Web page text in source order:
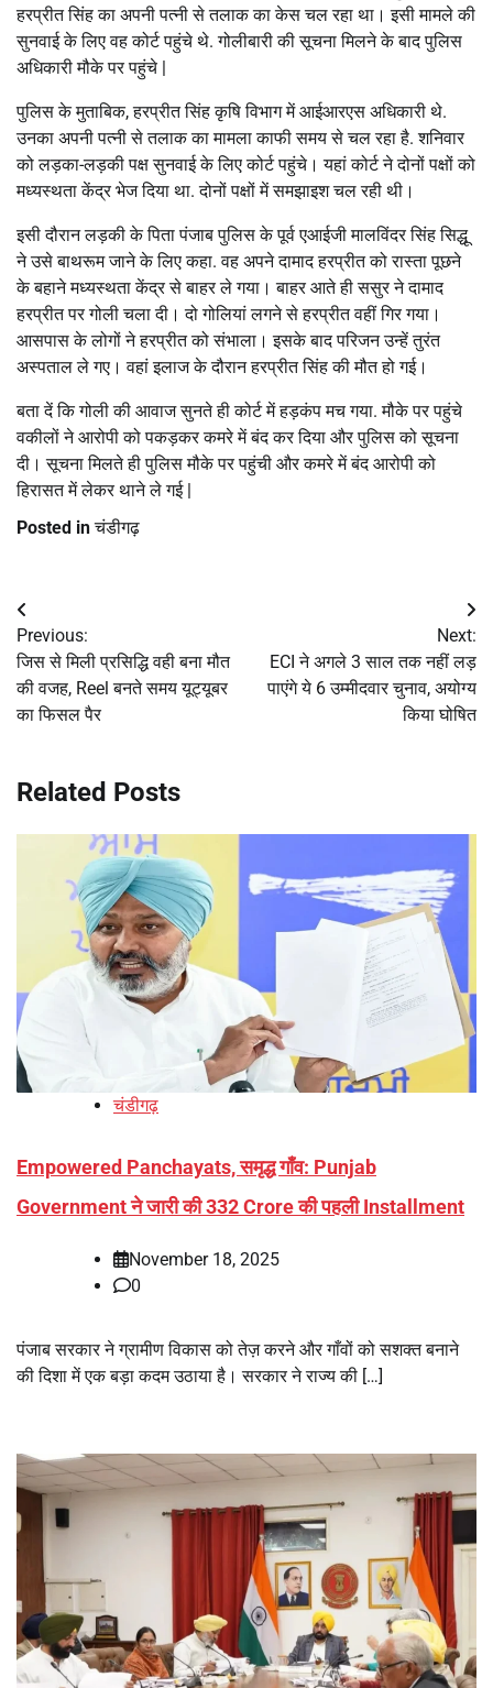
हरप्रीत सिंह का अपनी पत्नी से तलाक का केस चल रहा था। इसी मामले की
सुनवाई के लिए वह कोर्ट पहुंचे थे. गोलीबारी की सूचना मिलने के बाद पुलिस
अधिकारी मौके पर पहुंचे |
पुलिस के मुताबिक, हरप्रीत सिंह कृषि विभाग में आईआरएस अधिकारी थे.
उनका अपनी पत्नी से तलाक का मामला काफी समय से चल रहा है. शनिवार
को लड़का-लड़की पक्ष सुनवाई के लिए कोर्ट पहुंचे। यहां कोर्ट ने दोनों पक्षों को
मध्यस्थता केंद्र भेज दिया था. दोनों पक्षों में समझाइश चल रही थी।
इसी दौरान लड़की के पिता पंजाब पुलिस के पूर्व एआईजी मालविंदर सिंह सिद्धू
ने उसे बाथरूम जाने के लिए कहा. वह अपने दामाद हरप्रीत को रास्ता पूछने
के बहाने मध्यस्थता केंद्र से बाहर ले गया। बाहर आते ही ससुर ने दामाद
हरप्रीत पर गोली चला दी। दो गोलियां लगने से हरप्रीत वहीं गिर गया।
आसपास के लोगों ने हरप्रीत को संभाला। इसके बाद परिजन उन्हें तुरंत
अस्पताल ले गए। वहां इलाज के दौरान हरप्रीत सिंह की मौत हो गई।
बता दें कि गोली की आवाज सुनते ही कोर्ट में हड़कंप मच गया. मौके पर पहुंचे
वकीलों ने आरोपी को पकड़कर कमरे में बंद कर दिया और पुलिस को सूचना
दी। सूचना मिलते ही पुलिस मौके पर पहुंची और कमरे में बंद आरोपी को
हिरासत में लेकर थाने ले गई |
Posted inचंडीगढ़
Post
navigation
Previous:
जिस से मिली प्रसिद्धि वही बना मौत
की वजह, Reel बनते समय यूट्यूबर
का फिसल पैर
Next:
ECI ने अगले 3 साल तक नहीं लड़
पाएंगे ये 6 उम्मीदवार चुनाव, अयोग्य
किया घोषित
Related Posts
चंडीगढ़
Empowered Panchayats, समृद्ध गाँव: Punjab
Government ने जारी की 332 Crore की पहली Installment
November 18, 2025
0
पंजाब सरकार ने ग्रामीण विकास को तेज़ करने और गाँवों को सशक्त बनाने
की दिशा में एक बड़ा कदम उठाया है। सरकार ने राज्य की […]